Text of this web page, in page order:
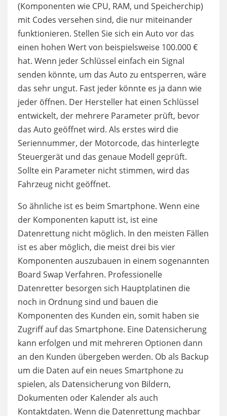
(Komponenten wie CPU, RAM, und Speicherchip)
mit Codes versehen sind, die nur miteinander
funktionieren. Stellen Sie sich ein Auto vor das
einen hohen Wert von beispielsweise 100.000 €
hat. Wenn jeder Schlüssel einfach ein Signal
senden könnte, um das Auto zu entsperren, wäre
das sehr ungut. Fast jeder könnte es ja dann wie
jeder öffnen. Der Hersteller hat einen Schlüssel
entwickelt, der mehrere Parameter prüft, bevor
das Auto geöffnet wird. Als erstes wird die
Seriennummer, der Motorcode, das hinterlegte
Steuergerät und das genaue Modell geprüft.
Sollte ein Parameter nicht stimmen, wird das
Fahrzeug nicht geöffnet.
So ähnliche ist es beim Smartphone. Wenn eine
der Komponenten kaputt ist, ist eine
Datenrettung nicht möglich. In den meisten Fällen
ist es aber möglich, die meist drei bis vier
Komponenten auszubauen in einem sogenannten
Board Swap Verfahren. Professionelle
Datenretter besorgen sich Hauptplatinen die
noch in Ordnung sind und bauen die
Komponenten des Kunden ein, somit haben sie
Zugriff auf das Smartphone. Eine Datensicherung
kann erfolgen und mit mehreren Optionen dann
an den Kunden übergeben werden. Ob als Backup
um die Daten auf ein neues Smartphone zu
spielen, als Datensicherung von Bildern,
Dokumenten oder Kalender als auch
Kontaktdaten. Wenn die Datenrettung machbar